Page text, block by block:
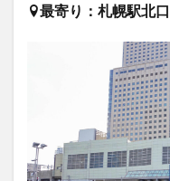
最寄り：札幌駅北口